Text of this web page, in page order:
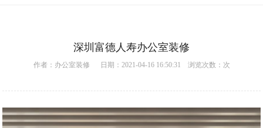
深圳富德人寿办公室装修
作者： 办公室装修 日期：2021-04-16 16:50:31 浏览次数： 次